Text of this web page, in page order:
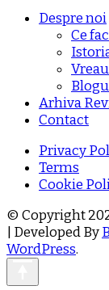
Despre noi
Ce
Arhiva
Contact
Privacy
Terms
Cookie
© Copyright
| Developed By
WordPress.